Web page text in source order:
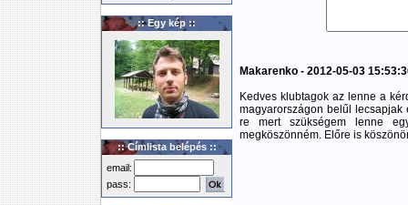
:: Egy kép ::
:: Címlista belépés ::
email:
pass:
Makarenko - 2012-05-03
Kedves klubtagok az lenne a
magyarországon belűl
re mert szükségem lenne
megköszönném. Előre is